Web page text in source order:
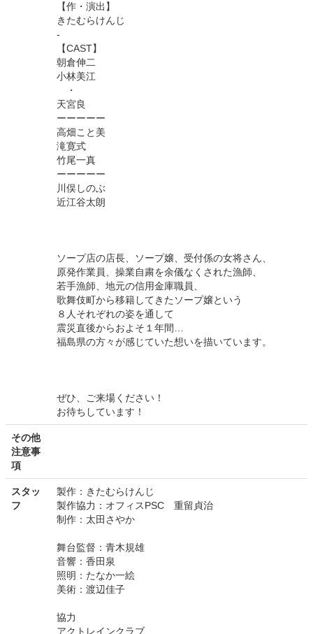
【作・演出】
きたむらけんじ
-
【CAST】
朝倉伸二
小林美江
・
天宮良
ーーーーー
高畑こと美
滝寛式
竹尾一真
ーーーーー
川俣しのぶ
近江谷太朗
ソープ店の店長、ソープ嬢、受付係の女将さん、
原発作業員、操業自粛を余儀なくされた漁師、
若手漁師、地元の信用金庫職員、
歌舞伎町から移籍してきたソープ嬢という
８人それぞれの姿を通して
震災直後からおよそ１年間…
福島県の方々が感じていた想いを描いています。
ぜひ、ご来場ください！
お待ちしています！
その他
注意事
項
スタッ
フ
製作：きたむらけんじ
製作協力：オフィスPSC 重留貞治
制作：太田さやか
舞台監督：青木規雄
音響：香田泉
照明：たなか一絵
美術：渡辺佳子
協力
アクトレインクラブ